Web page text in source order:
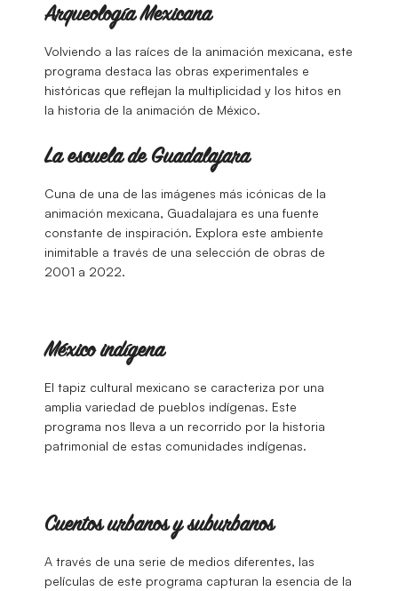
Arqueología Mexicana
Volviendo a las raíces de la animación mexicana, este
programa destaca las obras experimentales e
históricas que reflejan la multiplicidad y los hitos en
la historia de la animación de México.
La escuela de Guadalajara
Cuna de una de las imágenes más icónicas de la
animación mexicana, Guadalajara es una fuente
constante de inspiración. Explora este ambiente
inimitable a través de una selección de obras de
2001 a 2022.
México indígena
El tapiz cultural mexicano se caracteriza por una
amplia variedad de pueblos indígenas. Este
programa nos lleva a un recorrido por la historia
patrimonial de estas comunidades indígenas.
Cuentos urbanos y suburbanos
A través de una serie de medios diferentes, las
películas de este programa capturan la esencia de la